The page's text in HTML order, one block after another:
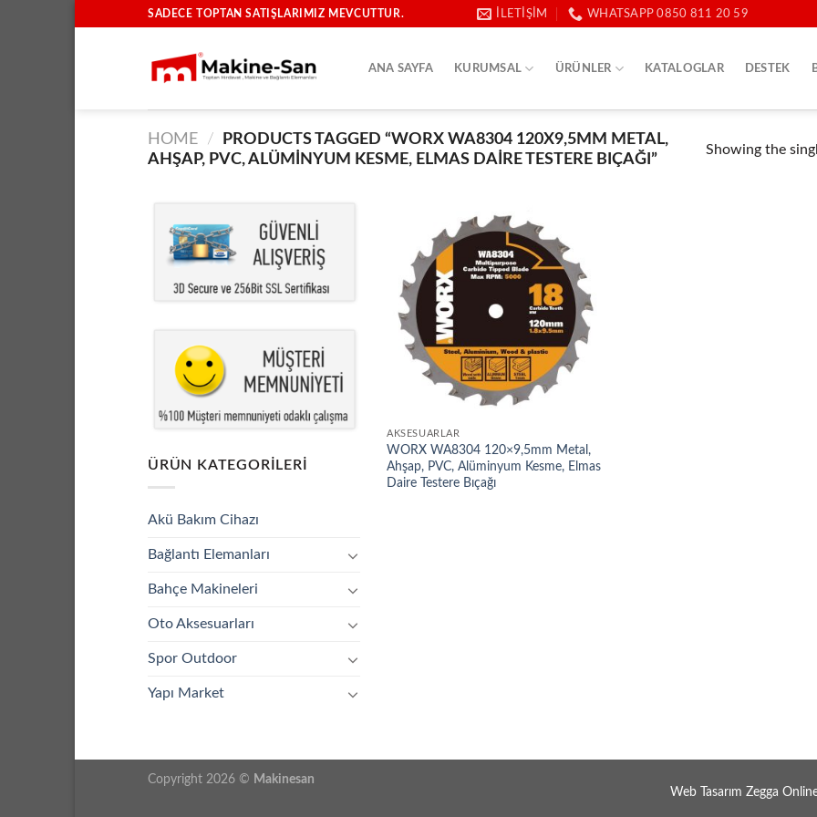
SADECE TOPTAN SATIŞLARIMIZ MEVCUTTUR. İLETIŞIM WHATSAPP 0850 811 20 59
ANA SAYFA KURUMSAL ÜRÜNLER KATALOGLAR DESTEK
HOME /
PRODUCTS TAGGED “WORX WA8304 120X9,5MM METAL,
AHŞAP, PVC, ALÜMINYUM KESME, ELMAS DAIRE TESTERE BIÇAĞI”
Showing the
ÜRÜN KATEGORILERI
Akü Bakım Cihazı
Bağlantı Elemanları
Bahçe Makineleri
Oto Aksesuarları
Spor Outdoor
Yapı Market
AKSESUARLAR
WORX WA8304 120×9,5mm Metal,
Ahşap, PVC, Alüminyum Kesme, Elmas
Daire Testere Bıçağı
Web Tasarım Zegga
Copyright 2026 © Makinesan